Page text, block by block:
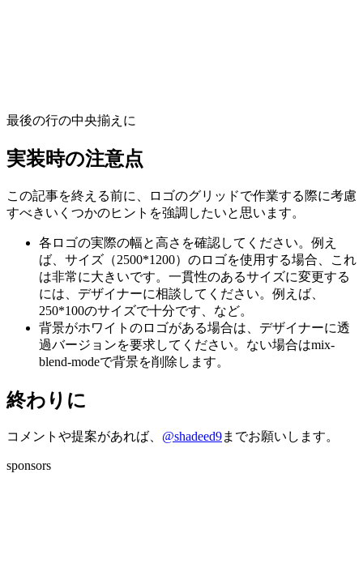
最後の行の中央揃えに
実装時の注意点
この記事を終える前に、ロゴのグリッドで作業する際に考慮
すべきいくつかのヒントを強調したいと思います。
各ロゴの実際の幅と高さを確認してください。例え
ば、サイズ（2500*1200）のロゴを使用する場合、これ
は非常に大きいです。一貫性のあるサイズに変更する
には、デザイナーに相談してください。例えば、
250*100のサイズで十分です、など。
背景がホワイトのロゴがある場合は、デザイナーに透
過バージョンを要求してください。ない場合はmix-
blend-modeで背景を削除します。
終わりに
コメントや提案があれば、 @shadeed9までお願いします。
sponsors